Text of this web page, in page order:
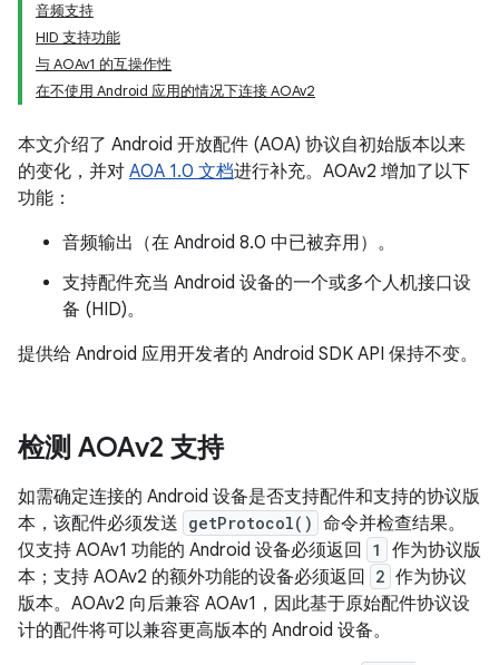
音频支持
HID 支持功能
与 AOAv1 的互操作性
在不使用 Android 应用的情况下连接 AOAv2
本文介绍了 Android 开放配件 (AOA) 协议自初始版本以来
的变化，并对 AOA 1.0 文档进行补充。AOAv2 增加了以下
功能：
音频输出（在 Android 8.0 中已被弃用）。
支持配件充当 Android 设备的一个或多个人机接口设
备 (HID)。
提供给 Android 应用开发者的 Android SDK API 保持不变。
检测 AOAv2 支持
如需确定连接的 Android 设备是否支持配件和支持的协议版
本，该配件必须发送 getProtocol() 命令并检查结果。
仅支持 AOAv1 功能的 Android 设备必须返回
1
作为协议版
本；支持 AOAv2 的额外功能的设备必须返回
2 作为协议
版本。AOAv2 向后兼容 AOAv1，因此基于原始配件协议设
计的配件将可以兼容更高版本的 Android 设备。